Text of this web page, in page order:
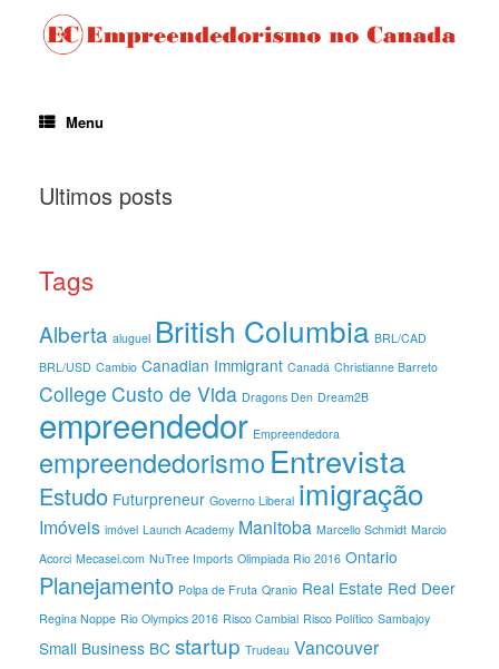
Menu
Ultimos posts
Tags
Alberta aluguel British Columbia BRL/CAD
BRL/USD Cambio Canadian Immigrant Canadá Christianne Barreto
College Custo de Vida Dragons Den Dream2B
empreendedor Empreendedora
empreendedorismo Entrevista
Estudo Futurpreneur Governo Liberal imigração
Imóveis imóvel Launch Academy Manitoba Marcello Schmidt Marcio
Acorci Mecasei.com NuTree Imports Olimpiada Rio 2016 Ontario
Planejamento Polpa de Fruta Qranio Real Estate Red Deer
Regina Noppe Rio Olympics 2016 Risco Cambial Risco Político Sambajoy
Small Business BC startup Trudeau Vancouver